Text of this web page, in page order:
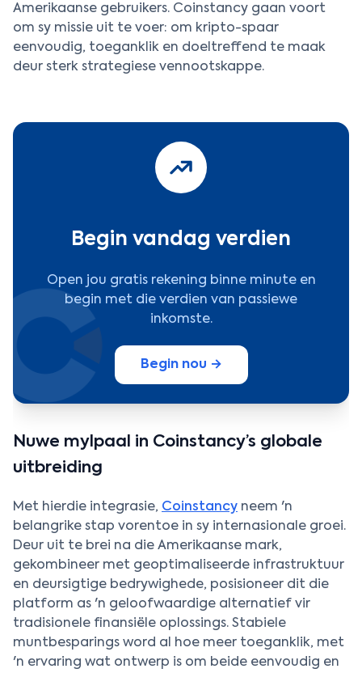
Amerikaanse gebruikers. Coinstancy gaan voort
om sy missie uit te voer: om kripto-spaar
eenvoudig, toeganklik en doeltreffend te maak
deur sterk strategiese vennootskappe.
Begin vandag verdien
Open jou gratis rekening binne minute en
begin met die verdien van passiewe
inkomste.
Begin nou →
Nuwe mylpaal in Coinstancy’s globale
uitbreiding
Met hierdie integrasie, Coinstancy neem 'n
belangrike stap vorentoe in sy internasionale groei.
Deur uit te brei na die Amerikaanse mark,
gekombineer met geoptimaliseerde infrastruktuur
en deursigtige bedrywighede, posisioneer dit die
platform as 'n geloofwaardige alternatief vir
tradisionele finansiële oplossings. Stabiele
muntbesparings word al hoe meer toeganklik, met
'n ervaring wat ontwerp is om beide eenvoudig en